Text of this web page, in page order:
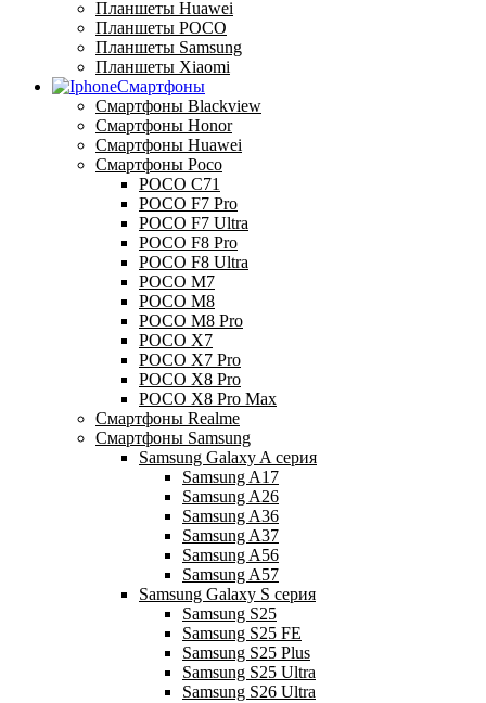
Планшеты Huawei
Планшеты POCO
Планшеты Samsung
Планшеты Xiaomi
Смартфоны
Смартфоны Blackview
Смартфоны Honor
Смартфоны Huawei
Смартфоны Poco
POCO C71
POCO F7 Pro
POCO F7 Ultra
POCO F8 Pro
POCO F8 Ultra
POCO M7
POCO M8
POCO M8 Pro
POCO X7
POCO X7 Pro
POCO X8 Pro
POCO X8 Pro Max
Смартфоны Realme
Смартфоны Samsung
Samsung Galaxy A серия
Samsung A17
Samsung A26
Samsung A36
Samsung A37
Samsung A56
Samsung A57
Samsung Galaxy S серия
Samsung S25
Samsung S25 FE
Samsung S25 Plus
Samsung S25 Ultra
Samsung S26 Ultra